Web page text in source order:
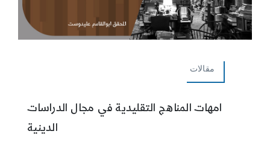
مقالات
امهات المناهج التقليدية في مجال الدراسات
الدينية